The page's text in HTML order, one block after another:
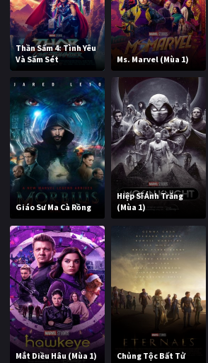
Thần Sấm 4: Tình Yêu
Và Sấm Sét
Ms. Marvel (Mùa 1)
Giáo Sư Ma Cà Rồng
Hiệp Sĩ Ánh Trăng
(Mùa 1)
Mắt Diều Hâu (Mùa 1) Chủng Tộc Bất Tử